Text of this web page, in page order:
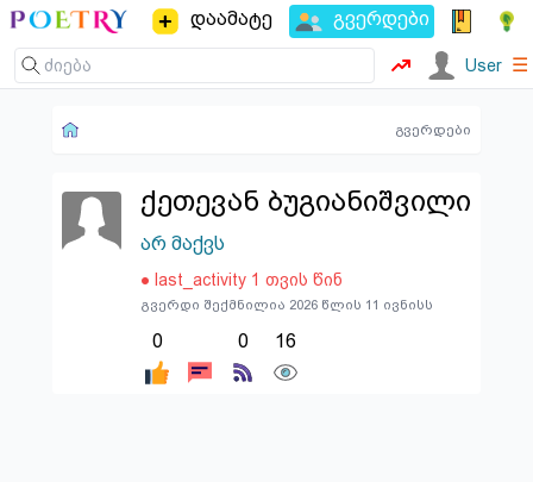
დაამატე გვერდები
User ☰
გვერდები
ქეთევან ბუგიანიშვილი
არ მაქვს
● last_activity 1 თვის წინ
გვერდი შექმნილია 2026 წლის 11 ივნისს
0 0 16